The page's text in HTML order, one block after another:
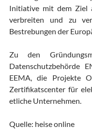
Initiative mit dem Ziel
verbreiten und zu
Bestrebungen der
Zu den
Datenschutzbehörde
EEMA, die Projekte
Zertifikatscenter für
etliche Unternehmen.
Quelle: heise online